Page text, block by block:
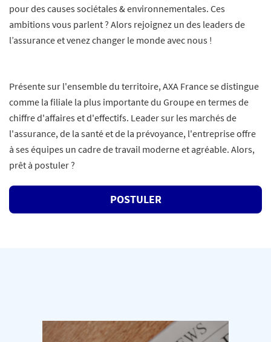
pour des causes sociétales & environnementales. Ces
ambitions vous parlent ? Alors rejoignez un des leaders de
l’assurance et venez changer le monde avec nous !
Présente sur l'ensemble du territoire, AXA France se distingue
comme la filiale la plus importante du Groupe en termes de
chiffre d'affaires et d'effectifs. Leader sur les marchés de
l'assurance, de la santé et de la prévoyance, l'entreprise offre
à ses équipes un cadre de travail moderne et agréable. Alors,
prêt à postuler ?
POSTULER